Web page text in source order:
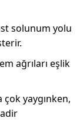
solunum yolu
ağrıları eşlik
yaygınken,